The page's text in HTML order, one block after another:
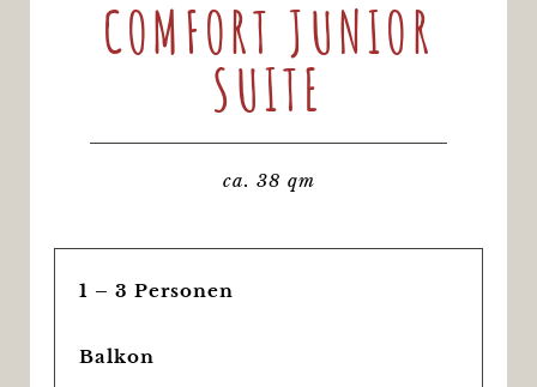
COMFORT JUNIOR
SUITE
ca. 38 qm
1 – 3 Personen
Balkon